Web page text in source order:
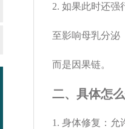
2. 如果此时还强
至影响母乳分泌
而是因果链。
二、具体怎
1. 身体修复：允